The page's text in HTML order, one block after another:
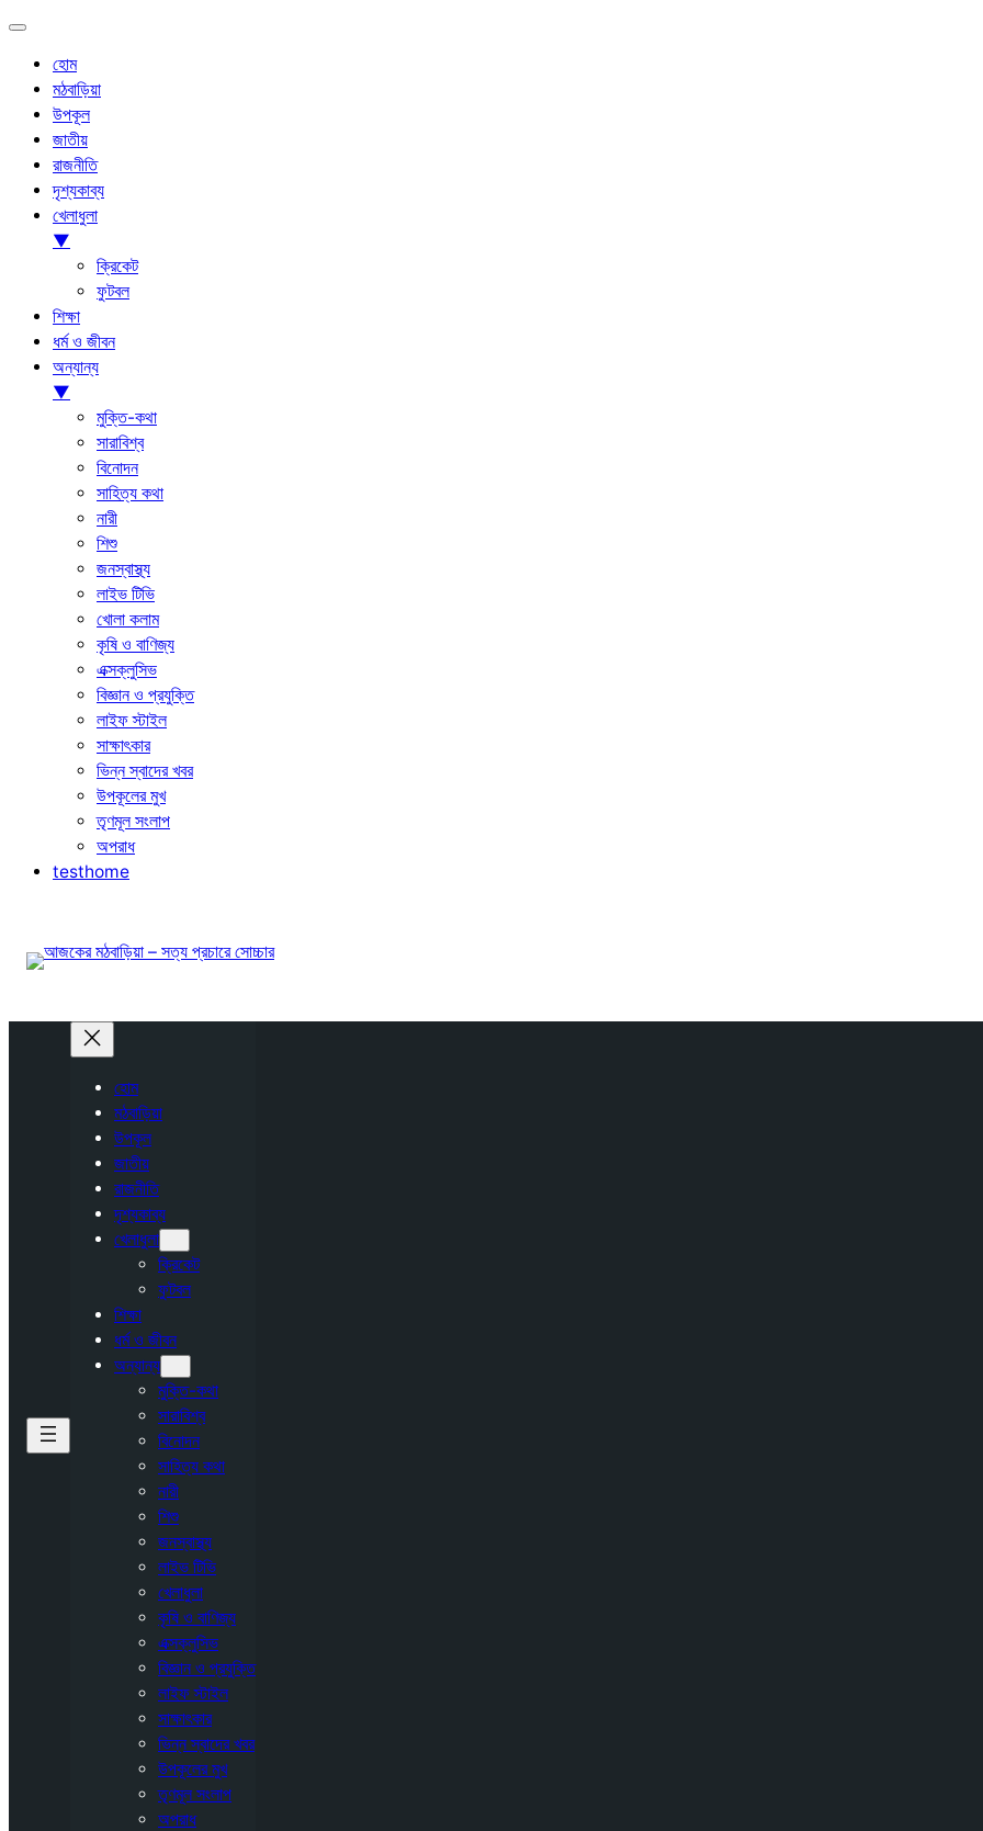
হোম
মঠবাড়িয়া
উপকূল
জাতীয়
রাজনীতি
দৃশ্যকাব্য
খেলাধুলা
▼
ক্রিকেট
ফুটবল
শিক্ষা
ধর্ম ও জীবন
অন্যান্য
▼
মুক্তি-কথা
সারাবিশ্ব
বিনোদন
সাহিত্য কথা
নারী
শিশু
জনস্বাস্থ্য
লাইভ টিভি
খোলা কলাম
কৃষি ও বাণিজ্য
এক্সক্লুসিভ
বিজ্ঞান ও প্রযুক্তি
লাইফ স্টাইল
সাক্ষাৎকার
ভিন্ন স্বাদের খবর
উপকূলের মুখ
তৃণমূল সংলাপ
অপরাধ
testhome
হোম
মঠবাড়িয়া
উপকূল
জাতীয়
রাজনীতি
দৃশ্যকাব্য
খেলাধুলা
ক্রিকেট
ফুটবল
শিক্ষা
ধর্ম ও জীবন
অন্যান্য
মুক্তি-কথা
সারাবিশ্ব
বিনোদন
সাহিত্য কথা
নারী
শিশু
জনস্বাস্থ্য
লাইভ টিভি
খেলাধুলা
কৃষি ও বাণিজ্য
এক্সক্লুসিভ
বিজ্ঞান ও প্রযুক্তি
লাইফ স্টাইল
সাক্ষাৎকার
ভিন্ন স্বাদের খবর
উপকূলের মুখ
তৃণমূল সংলাপ
অপরাধ